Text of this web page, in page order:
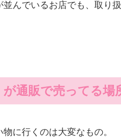
んでいるお店でも、取り
が通販で売ってる場
に行くのは大変なもの。